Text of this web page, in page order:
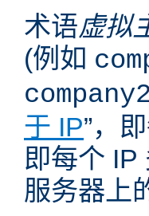
术语虚拟
(例如
于 IP”，
即每个 IP
服务器上